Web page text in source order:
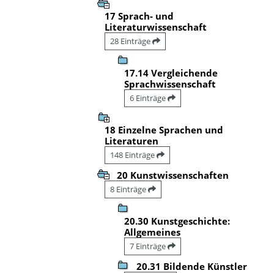
17 Sprach- und
Literaturwissenschaft
28 Einträge
17.14 Vergleichende
Sprachwissenschaft
6 Einträge
18 Einzelne Sprachen und
Literaturen
148 Einträge
20 Kunstwissenschaften
8 Einträge
20.30 Kunstgeschichte:
Allgemeines
7 Einträge
20.31 Bildende Künstler